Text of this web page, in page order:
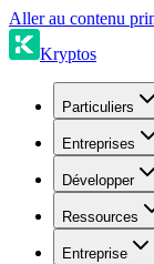
Aller au contenu
Kryptos
Particuliers
Entreprises
Développer
Ressources
Entreprise